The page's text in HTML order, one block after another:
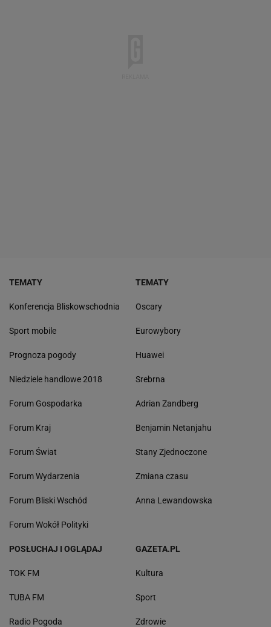
TEMATY
Konferencja Bliskowschodnia
Sport mobile
Prognoza pogody
Niedziele handlowe 2018
Forum Gospodarka
Forum Kraj
Forum Świat
Forum Wydarzenia
Forum Bliski Wschód
Forum Wokół Polityki
TEMATY
Oscary
Eurowybory
Huawei
Srebrna
Adrian Zandberg
Benjamin Netanjahu
Stany Zjednoczone
Zmiana czasu
Anna Lewandowska
POSŁUCHAJ I OGLĄDAJ
TOK FM
TUBA FM
Radio Pogoda
GAZETA.PL
Kultura
Sport
Zdrowie